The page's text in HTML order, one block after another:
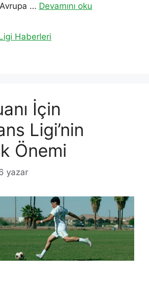
… Devamını oku
Haberleri
İçin
Ligi’nin
Önemi
yazar